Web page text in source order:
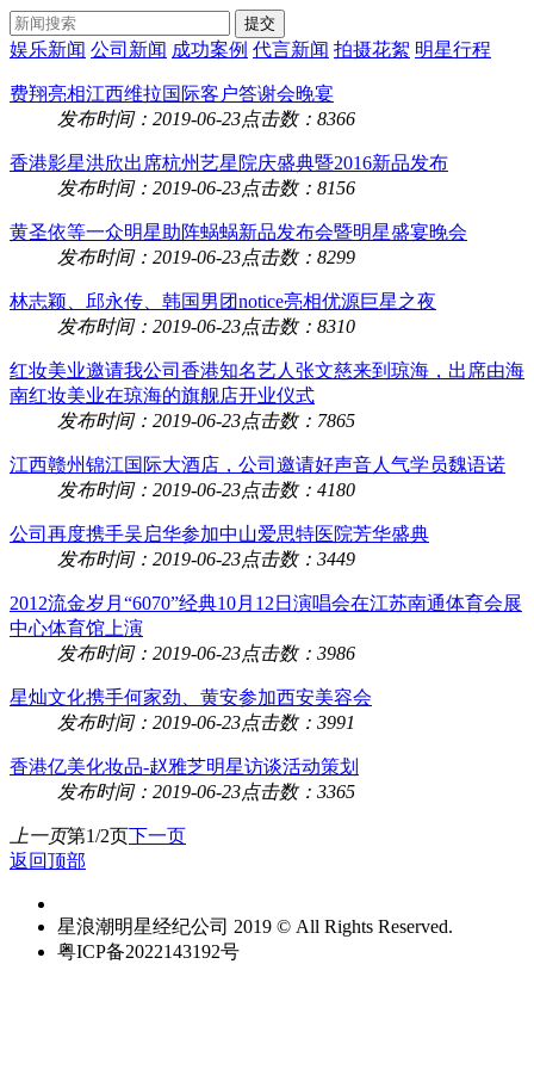
娱乐新闻 公司新闻 成功案例 代言新闻 拍摄花絮 明星行程
费翔亮相江西维拉国际客户答谢会晚宴
发布时间：2019-06-23点击数：8366
香港影星洪欣出席杭州艺星院庆盛典暨2016新品发布
发布时间：2019-06-23点击数：8156
黄圣依等一众明星助阵蜗蜗新品发布会暨明星盛宴晚会
发布时间：2019-06-23点击数：8299
林志颖、邱永传、韩国男团notice亮相优源巨星之夜
发布时间：2019-06-23点击数：8310
红妆美业邀请我公司香港知名艺人张文慈来到琼海，出席由海
南红妆美业在琼海的旗舰店开业仪式
发布时间：2019-06-23点击数：7865
江西赣州锦江国际大酒店，公司邀请好声音人气学员魏语诺
发布时间：2019-06-23点击数：4180
公司再度携手吴启华参加中山爱思特医院芳华盛典
发布时间：2019-06-23点击数：3449
2012流金岁月“6070”经典10月12日演唱会在江苏南通体育会展
中心体育馆上演
发布时间：2019-06-23点击数：3986
星灿文化携手何家劲、黄安参加西安美容会
发布时间：2019-06-23点击数：3991
香港亿美化妆品-赵雅芝明星访谈活动策划
发布时间：2019-06-23点击数：3365
上一页第1/2页下一页
返回顶部
星浪潮明星经纪公司 2019 © All Rights Reserved.
粤ICP备2022143192号